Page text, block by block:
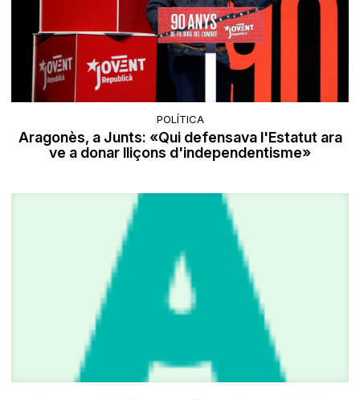
POLÍTICA
Aragonès, a Junts: «Qui defensava l'Estatut ara
ve a donar lliçons d'independentisme»